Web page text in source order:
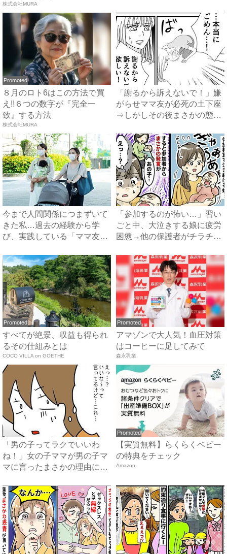
株式会社MURA
Promoted
８月のロト6はこの方法で買
え!!６つの数字が『完全一
致』する方法
株式会社MURA
「謝るから訴えないで！」嫌
がらせママ友が必死の土下座
⇒しかしその後まさかの態度
今まで人間関係につまずいて
きた私…過去の経験から学
び、実践している「ママ友付
「参加するのが怖い…」習い
ごと中、大泣きする娘に疲労
困憊→他の保護者がチラチ
Promoted
すべてが絶景、収益も得られ
るその仕組みとは
COCO VILLA on GOETHE
Promoted
アマゾンで大人気！血圧対策
はコーヒーに足してみて
森永乳業
「男の子ってラクでいいわ
ね！」女の子ママが男の子マ
マに言ったまさかの理由に愕
Promoted
【実質無料】らくらくベビー
の特典をチェック
Amazon